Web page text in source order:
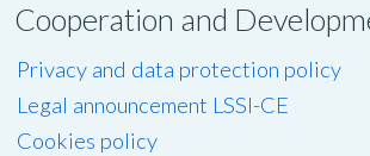
Cooperation and
Privacy and data protection policy
Legal announcement LSSI-CE
Cookies policy